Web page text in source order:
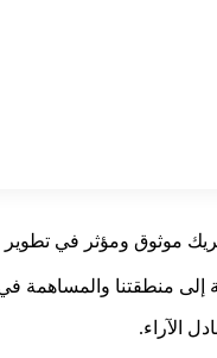
موثوق ومؤثر في تطوير
إلى منطقتنا والمساهمة
الآراء.